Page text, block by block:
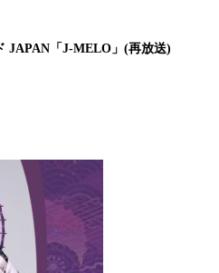
JAPAN「J-MELO」(再放送)